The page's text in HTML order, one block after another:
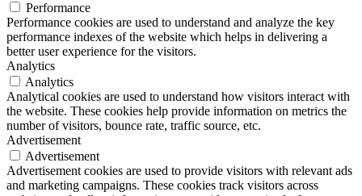
Performance
Performance cookies are used to understand and analyze the key
performance indexes of the website which helps in delivering a
better user experience for the visitors.
Analytics
Analytics
Analytical cookies are used to understand how visitors interact with
the website. These cookies help provide information on metrics the
number of visitors, bounce rate, traffic source, etc.
Advertisement
Advertisement
Advertisement cookies are used to provide visitors with relevant ads
and marketing campaigns. These cookies track visitors across